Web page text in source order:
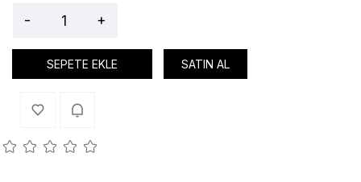
- +
SEPETE EKLE SATIN AL